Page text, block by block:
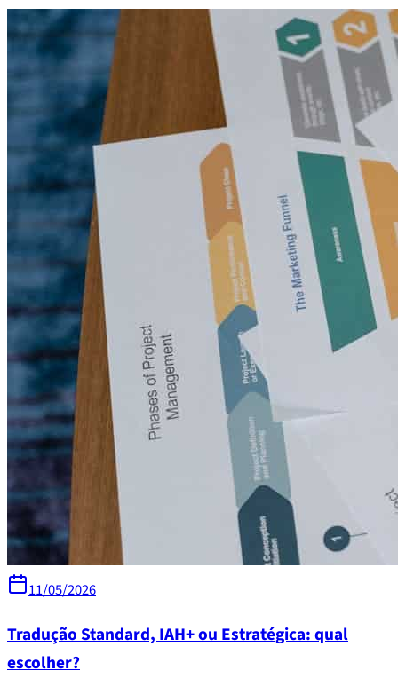
11/05/2026
Tradução Standard, IAH+ ou Estratégica: qual
escolher?